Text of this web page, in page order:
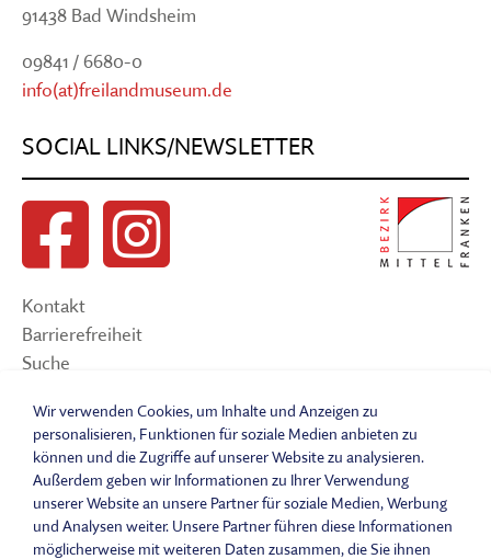
91438 Bad Windsheim
09841 / 6680-0
info(at)freilandmuseum.de
SOCIAL LINKS/NEWSLETTER
Kontakt
Barrierefreiheit
Suche
Impressum
Datenschutzerklärung
Barrierefreiheitserklärung
Leichte Sprache
Widerrufsbelehrung
Wir verwenden Cookies, um Inhalte und Anzeigen zu
personalisieren, Funktionen für soziale Medien anbieten zu
können und die Zugriffe auf unserer Website zu analysieren.
Außerdem geben wir Informationen zu Ihrer Verwendung
unserer Website an unsere Partner für soziale Medien, Werbung
und Analysen weiter. Unsere Partner führen diese Informationen
möglicherweise mit weiteren Daten zusammen, die Sie ihnen